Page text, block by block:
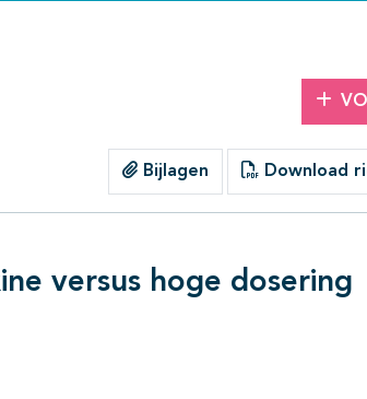
Bijlagen Download
versus hoge dosering